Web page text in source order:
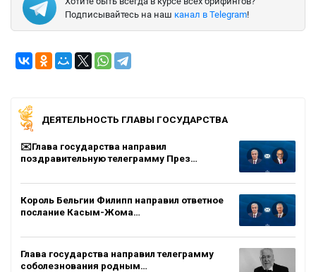
Подписывайтесь на наш канал в Telegram!
ДЕЯТЕЛЬНОСТЬ ГЛАВЫ ГОСУДАРСТВА
✉️Глава государства направил
поздравительную телеграмму През…
Король Бельгии Филипп направил ответное
послание Касым-Жома…
Глава государства направил телеграмму
соболезнования родным…